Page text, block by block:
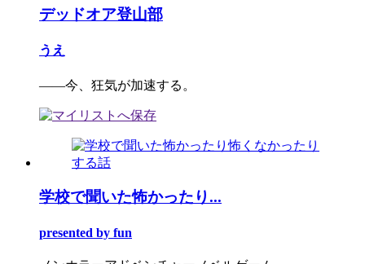
デッドオア登山部
うえ
――今、狂気が加速する。
学校で聞いた怖かったり...
presented by fun